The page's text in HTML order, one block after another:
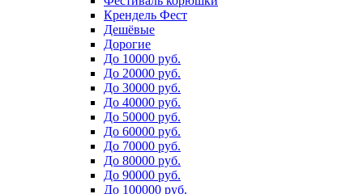
Крендель Фест
Дешёвые
Дорогие
До 10000 руб.
До 20000 руб.
До 30000 руб.
До 40000 руб.
До 50000 руб.
До 60000 руб.
До 70000 руб.
До 80000 руб.
До 90000 руб.
До 100000 руб.